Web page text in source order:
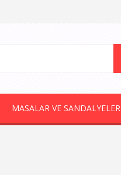
MASALAR VE SANDALYELER